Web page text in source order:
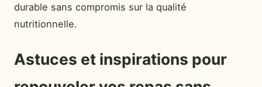
durable sans compromis sur la qualité
nutritionnelle.
Astuces et inspirations pour